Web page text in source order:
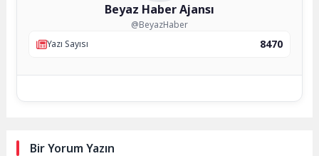
Beyaz Haber Ajansı
@BeyazHaber
Yazı Sayısı
8470
Bir Yorum Yazın